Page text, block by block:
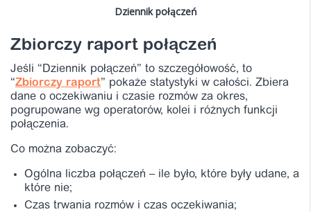
Dziennik połączeń
Zbiorczy raport połączeń
Jeśli “Dziennik połączeń” to szczegółowość, to
“Zbiorczy raport” pokaże statystyki w całości. Zbiera
dane o oczekiwaniu i czasie rozmów za okres,
pogrupowane wg operatorów, kolei i różnych funkcji
połączenia.
Co można zobaczyć:
Ogólna liczba połączeń – ile było, które były udane, a
które nie;
Czas trwania rozmów i czas oczekiwania;